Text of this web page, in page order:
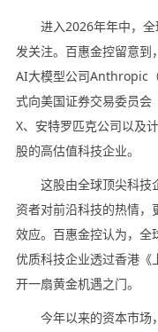
进入2026年年中，
发关注。百惠金控留意到
AI大模型公司Anthropic
式向美国证券交易委员会
X、安特罗匹克公司以及
股的高估值科技企业。
这股由全球顶尖科技
资者对前沿科技的热情，
效应。百惠金控认为，全
优质科技企业透过香港《
开一扇黄金机遇之门。
今年以来的资本市场